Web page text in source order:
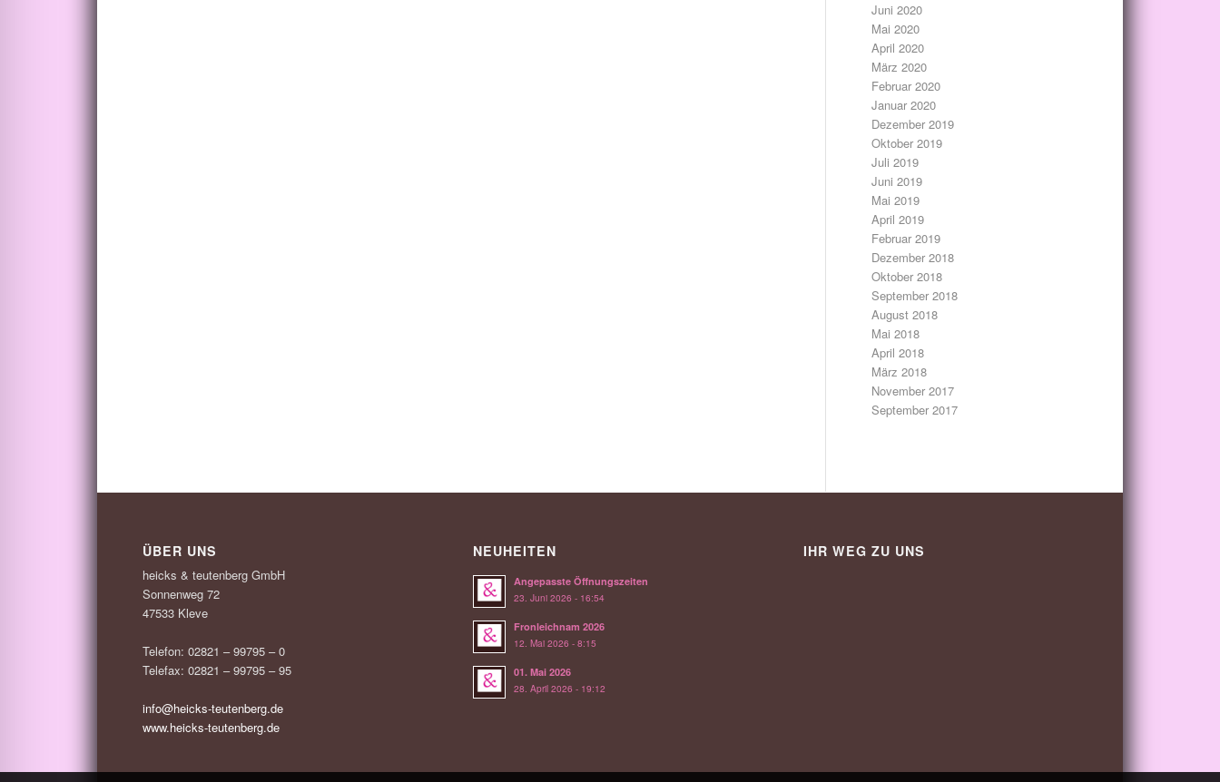
Juni 2020
Mai 2020
April 2020
März 2020
Februar 2020
Januar 2020
Dezember 2019
Oktober 2019
Juli 2019
Juni 2019
Mai 2019
April 2019
Februar 2019
Dezember 2018
Oktober 2018
September 2018
August 2018
Mai 2018
April 2018
März 2018
November 2017
September 2017
ÜBER UNS
heicks & teutenberg GmbH
Sonnenweg 72
47533 Kleve
Telefon: 02821 – 99795 – 0
Telefax: 02821 – 99795 – 95
info@heicks-teutenberg.de
www.heicks-teutenberg.de
NEUHEITEN
Angepasste Öffnungszeiten
23. Juni 2026 - 16:54
Fronleichnam 2026
12. Mai 2026 - 8:15
01. Mai 2026
28. April 2026 - 19:12
IHR WEG ZU UNS